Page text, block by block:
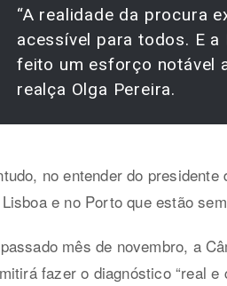
“A realidade da procura
acessível para todos. E
feito um esforço notável
realça Olga Pereira.
no entender do
e no Porto que estão
mês de novembro, a
fazer o diagnóstico “real